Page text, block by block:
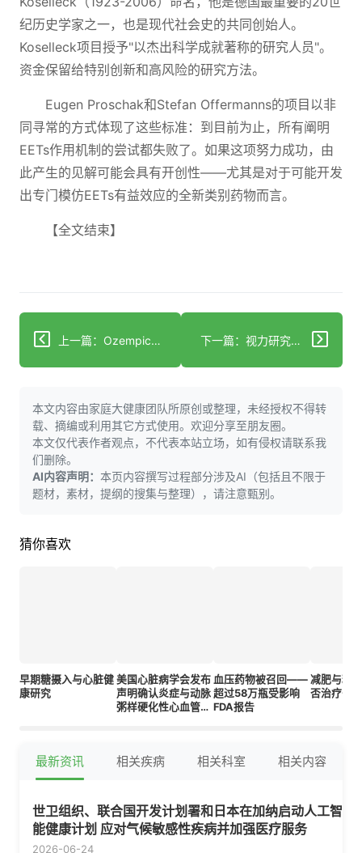
纪历史学家之一，也是现代社会史的共同创始人。
Koselleck项目授予"以杰出科学成就著称的研究人员"。
资金保留给特别创新和高风险的研究方法。
Eugen Proschak和Stefan Offermanns的项目以非
同寻常的方式体现了这些标准：到目前为止，所有阐明
EETs作用机制的尝试都失败了。如果这项努力成功，由
此产生的见解可能会具有开创性——尤其是对于可能开发
出专门模仿EETs有益效应的全新类别药物而言。
【全文结束】
上一篇：Ozempic和Wegovy即使不减重也能保护心脏 下一篇：视力研究的变革性进展：科学的力量
本文内容由家庭大健康团队所原创或整理，未经授权不得转
载、摘编或利用其它方式使用。欢迎分享至朋友圈。
本文仅代表作者观点，不代表本站立场，如有侵权请联系我
们删除。
AI内容声明： 本页内容撰写过程部分涉及AI（包括且不限于
题材，素材，提纲的搜集与整理），请注意甄别。
猜你喜欢
早期糖摄入与心脏健
康研究
美国心脏病学会发布
声明确认炎症与动脉
粥样硬化性心血管疾
血压药物被召回——
超过58万瓶受影响
FDA报告
减肥与糖
否治疗长
最新资讯 相关疾病 相关科室 相关内容
世卫组织、联合国开发计划署和日本在加纳启动人工智
能健康计划 应对气候敏感性疾病并加强医疗服务
2026-06-24